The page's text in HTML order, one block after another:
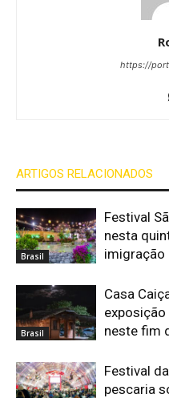
https://
ARTIGOS RELACIONADOS
Brasil
Festival
nesta
imigração
Brasil
Casa
neste fim
Festival
pescaria